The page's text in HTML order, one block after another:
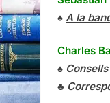
♠ A la
Charles
♠
♣